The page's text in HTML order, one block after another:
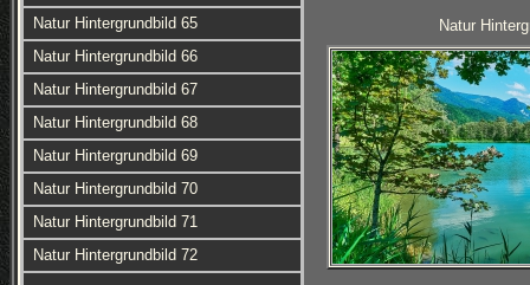
Natur Hintergrundbild 65
Natur Hintergrundbild 66
Natur Hintergrundbild 67
Natur Hintergrundbild 68
Natur Hintergrundbild 69
Natur Hintergrundbild 70
Natur Hintergrundbild 71
Natur Hintergrundbild 72
Natur